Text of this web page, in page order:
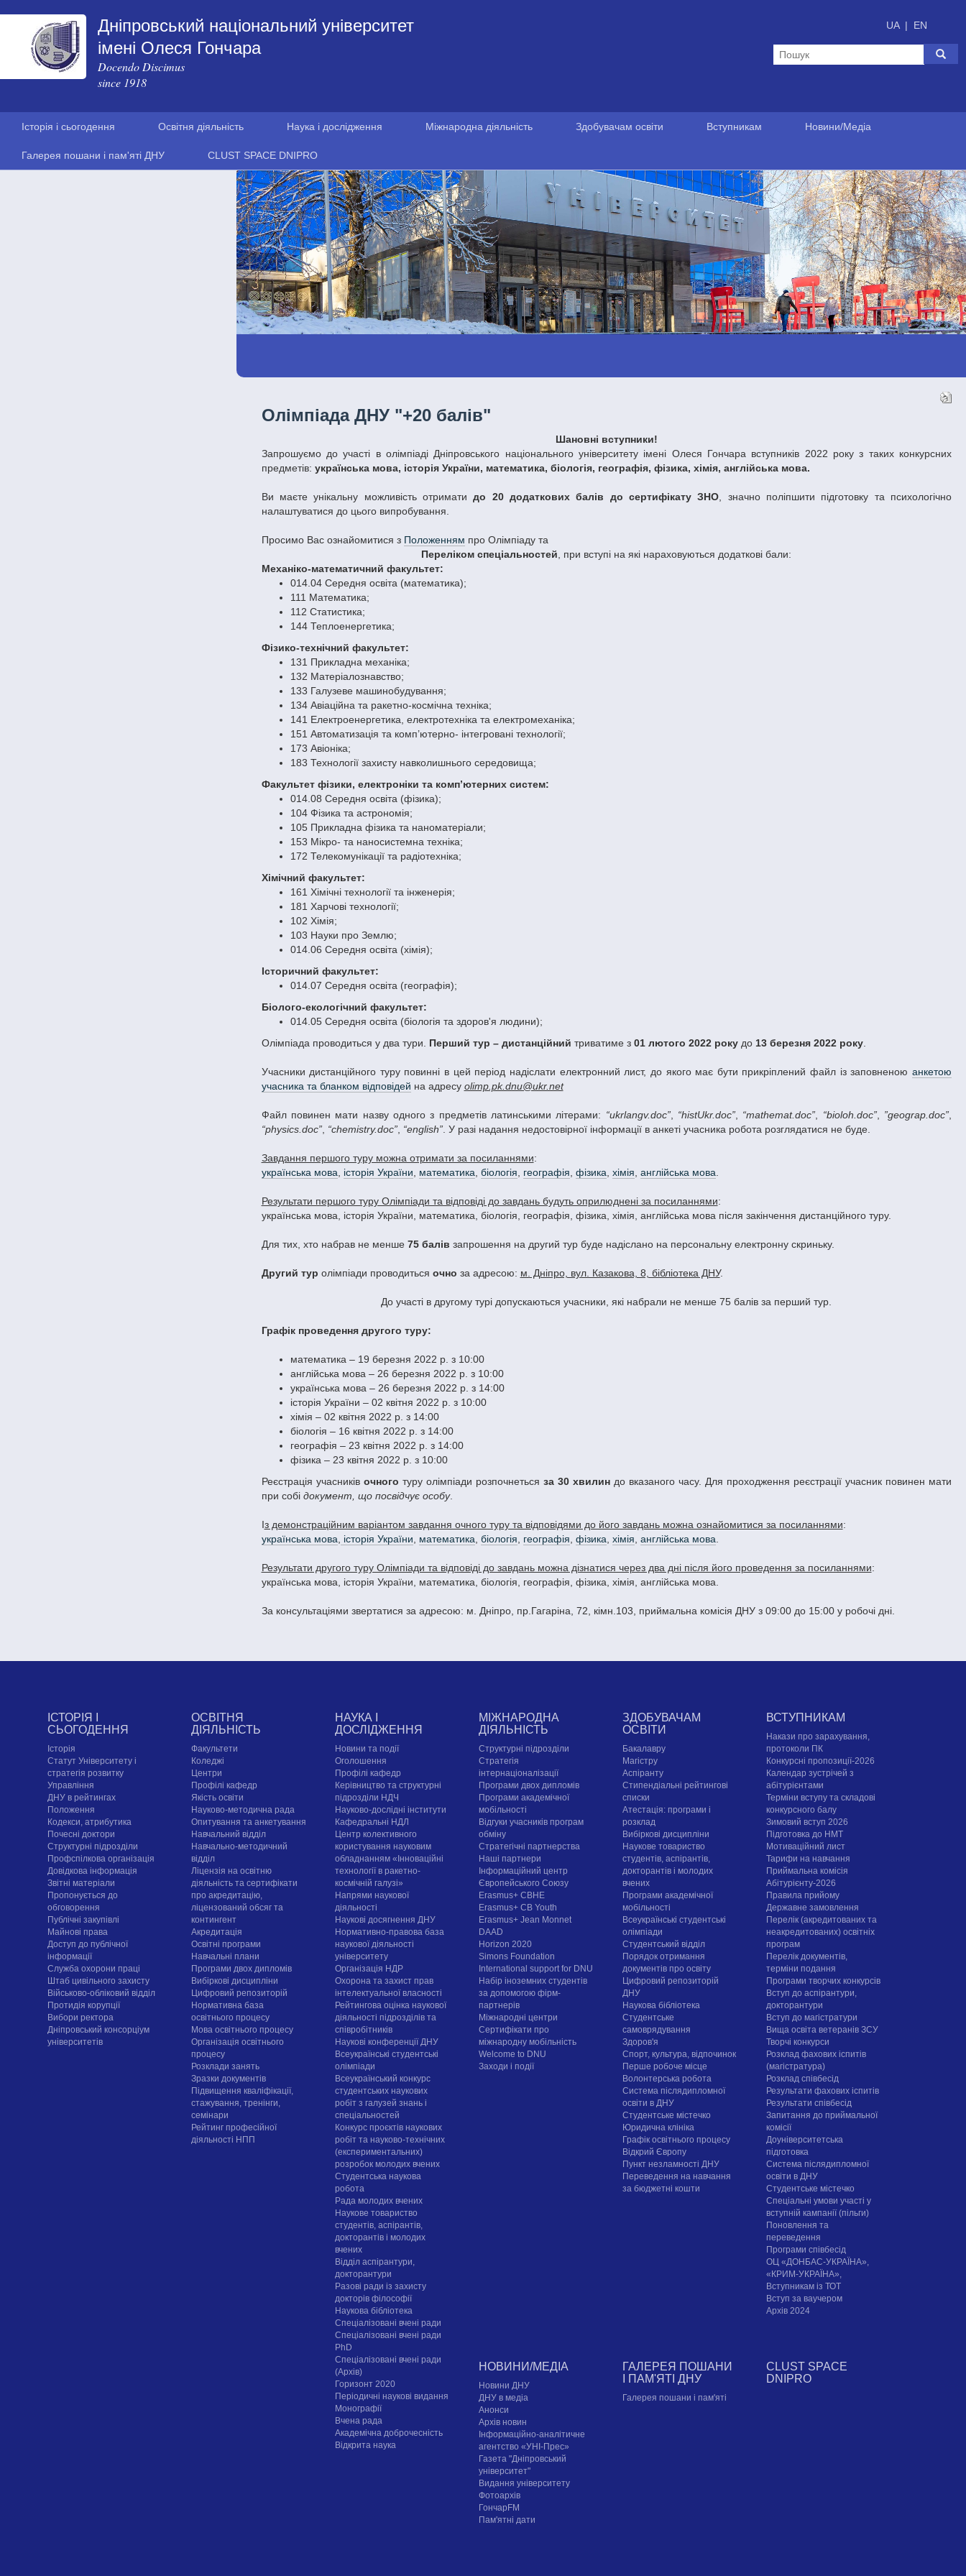
Дніпровський національний університет
імені Олеся Гончара
Docendo Discimus
since 1918
UA | EN
Історія і сьогодення Освітня діяльність Наука і дослідження Міжнародна діяльність Здобувачам освіти Вступникам Новини/Медіа
Галерея пошани і пам'яті ДНУ CLUST SPACE DNIPRO
Олімпіада ДНУ "+20 балів"
Шановні вступники!
Запрошуємо до участі в олімпіаді Дніпровського національного університету імені Олеся Гончара вступників 2022 року з таких конкурсних
предметів: українська мова, історія України, математика, біологія, географія, фізика, хімія, англійська мова.
Ви маєте унікальну можливість отриматидо 20 додаткових балів до сертифікату ЗНО, значно поліпшити підготовку та психологічно
налаштуватися до цього випробування.
Просимо Вас ознайомитися з Положенням про Олімпіаду та
Переліком спеціальностей, при вступі на які нараховуються додаткові бали:
Механіко-математичний факультет:
014.04 Середня освіта (математика);
111 Математика;
112 Статистика;
144 Теплоенергетика;
Фізико-технічний факультет:
131 Прикладна механіка;
132 Матеріалознавство;
133 Галузеве машинобудування;
134 Авіаційна та ракетно-космічна техніка;
141 Електроенергетика, електротехніка та електромеханіка;
151 Автоматизація та комп’ютерно- інтегровані технології;
173 Авіоніка;
183 Технології захисту навколишнього середовища;
Факультет фізики, електроніки та комп’ютерних систем:
014.08 Середня освіта (фізика);
104 Фізика та астрономія;
105 Прикладна фізика та наноматеріали;
153 Мікро- та наносистемна техніка;
172 Телекомунікації та радіотехніка;
Хімічний факультет:
161 Хімічні технології та інженерія;
181 Харчові технології;
102 Хімія;
103 Науки про Землю;
014.06 Середня освіта (хімія);
Історичний факультет:
014.07 Середня освіта (географія);
Біолого-екологічний факультет:
014.05 Середня освіта (біологія та здоров'я людини);
Олімпіада проводиться у два тури. Перший тур – дистанційний триватиме з 01 лютого 2022 рокудо 13 березня 2022 року.
Учасники дистанційного туру повинні в цей період надіслати електронний лист, до якого має бути прикріплений файл із заповненою анкетою
учасника та бланком відповідей на адресу olimp.pk.dnu@ukr.net
Файл повинен мати назву одного з предметів латинськими літерами: “ukrlangv.doc”, “histUkr.doc”, “mathemat.doc”, “bioloh.doc”, ”geograp.doc”,
“physics.doc”, “chemistry.doc”, “english”. У разі надання недостовірної інформації в анкеті учасника робота розглядатися не буде.
Завдання першого туру можна отримати за посиланнями:
українська мова, історія України, математика, біологія, географія, фізика, хімія, англійська мова.
Результати першого туру Олімпіади та відповіді до завдань будуть оприлюднені за посиланнями:
українська мова, історія України, математика, біологія, географія, фізика, хімія, англійська мова після закінчення дистанційного туру.
Для тих, хто набрав не менше 75 балів запрошення на другий тур буде надіслано на персональну електронну скриньку.
Другий тур олімпіади проводиться очно за адресою: м. Дніпро, вул. Казакова, 8, бібліотека ДНУ.
До участі в другому турі допускаються учасники, які набрали не менше 75 балів за перший тур.
Графік проведення другого туру:
математика – 19 березня 2022 р. з 10:00
англійська мова – 26 березня 2022 р. з 10:00
українська мова – 26 березня 2022 р. з 14:00
історія України – 02 квітня 2022 р. з 10:00
хімія – 02 квітня 2022 р. з 14:00
біологія – 16 квітня 2022 р. з 14:00
географія – 23 квітня 2022 р. з 14:00
фізика – 23 квітня 2022 р. з 10:00
Реєстрація учасників очного туру олімпіади розпочнеться за 30 хвилин до вказаного часу. Для проходження реєстрації учасник повинен мати
при собі документ, що посвідчує особу.
Із демонстраційним варіантом завдання очного туру та відповідями до його завдань можна ознайомитися за посиланнями:
українська мова, історія України, математика, біологія, географія, фізика, хімія, англійська мова.
Результати другого туру Олімпіади та відповіді до завдань можна дізнатися через два дні після його проведення за посиланнями:
українська мова, історія України, математика, біологія, географія, фізика, хімія, англійська мова.
За консультаціями звертатися за адресою: м. Дніпро, пр.Гагаріна, 72, кімн.103, приймальна комісія ДНУ з 09:00 до 15:00 у робочі дні.
ІСТОРІЯ І
СЬОГОДЕННЯ
Історія
Статут Університету і
стратегія розвитку
Управління
ДНУ в рейтингах
Положення
Кодекси, атрибутика
Почесні доктори
Структурні підрозділи
Профспілкова організація
Довідкова інформація
Звітні матеріали
Пропонується до
обговорення
Публічні закупівлі
Майнові права
Доступ до публічної
інформації
Служба охорони праці
Штаб цивільного захисту
Військово-обліковий відділ
Протидія корупції
Вибори ректора
Дніпровський консорціум
університетів
ОСВІТНЯ
ДІЯЛЬНІСТЬ
Факультети
Коледжі
Центри
Профілі кафедр
Якість освіти
Науково-методична рада
Опитування та анкетування
Навчальний відділ
Навчально-методичний
відділ
Ліцензія на освітню
діяльність та сертифікати
про акредитацію,
ліцензований обсяг та
контингент
Акредитація
Освітні програми
Навчальні плани
Програми двох дипломів
Вибіркові дисципліни
Цифровий репозиторій
Нормативна база
освітнього процесу
Мова освітнього процесу
Організація освітнього
процесу
Розклади занять
Зразки документів
Підвищення кваліфікації,
стажування, тренінги,
семінари
Рейтинг професійної
діяльності НПП
НАУКА І
ДОСЛІДЖЕННЯ
Новини та події
Оголошення
Профілі кафедр
Керівництво та структурні
підрозділи НДЧ
Науково-дослідні інститути
Кафедральні НДЛ
Центр колективного
користування науковим
обладнанням «Інноваційні
технології в ракетно-
космічній галузі»
Напрями наукової
діяльності
Наукові досягнення ДНУ
Нормативно-правова база
наукової діяльності
університету
Організація НДР
Охорона та захист прав
інтелектуальної власності
Рейтингова оцінка наукової
діяльності підрозділів та
співробітників
Наукові конференції ДНУ
Всеукраїнські студентські
олімпіади
Всеукраїнський конкурс
студентських наукових
робіт з галузей знань і
спеціальностей
Конкурс проєктів наукових
робіт та науково-технічних
(експериментальних)
розробок молодих вчених
Студентська наукова
робота
Рада молодих вчених
Наукове товариство
студентів, аспірантів,
докторантів і молодих
вчених
Відділ аспірантури,
докторантури
Разові ради із захисту
докторів філософії
Наукова бібліотека
Спеціалізовані вчені ради
Спеціалізовані вчені ради
PhD
Спеціалізовані вчені ради
(Архів)
Горизонт 2020
Періодичні наукові видання
Монографії
Вчена рада
Академічна доброчесність
Відкрита наука
МІЖНАРОДНА
ДІЯЛЬНІСТЬ
Структурні підрозділи
Стратегія
інтернаціоналізації
Програми двох дипломів
Програми академічної
мобільності
Відгуки учасників програм
обміну
Стратегічні партнерства
Наші партнери
Інформаційний центр
Європейського Союзу
Erasmus+ CBHE
Erasmus+ CB Youth
Erasmus+ Jean Monnet
DAAD
Horizon 2020
Simons Foundation
International support for DNU
Набір іноземних студентів
за допомогою фірм-
партнерів
Міжнародні центри
Сертифікати про
міжнародну мобільність
Welcome to DNU
Заходи і події
ЗДОБУВАЧАМ
ОСВІТИ
Бакалавру
Магістру
Аспіранту
Стипендіальні рейтингові
списки
Атестація: програми і
розклад
Вибіркові дисципліни
Наукове товариство
студентів, аспірантів,
докторантів і молодих
вчених
Програми академічної
мобільності
Всеукраїнські студентські
олімпіади
Студентський відділ
Порядок отримання
документів про освіту
Цифровий репозиторій
ДНУ
Наукова бібліотека
Студентське
самоврядування
Здоров'я
Спорт, культура, відпочинок
Перше робоче місце
Волонтерська робота
Система післядипломної
освіти в ДНУ
Cтудентське містечко
Юридична клініка
Графік освітнього процесу
Відкрий Європу
Пункт незламності ДНУ
Переведення на навчання
за бюджетні кошти
ВСТУПНИКАМ
Накази про зарахування,
протоколи ПК
Конкурсні пропозиції-2026
Календар зустрічей з
абітурієнтами
Терміни вступу та складові
конкурсного балу
Зимовий вступ 2026
Підготовка до НМТ
Мотиваційний лист
Тарифи на навчання
Приймальна комісія
Абітурієнту-2026
Правила прийому
Державне замовлення
Перелік (акредитованих та
неакредитованих) освітніх
програм
Перелік документів,
терміни подання
Програми творчих конкурсiв
Вступ до аспірантури,
докторантури
Вступ до магістратури
Вища освіта ветеранів ЗСУ
Творчі конкурси
Розклад фахових іспитів
(магістратура)
Розклад співбесід
Результати фахових іспитів
Результати співбесід
Запитання до приймальної
комісії
Доуніверситетська
підготовка
Система післядипломної
освіти в ДНУ
Cтудентське містечко
Спеціальні умови участі у
вступній кампанії (пільги)
Поновлення та
переведення
Програми співбесід
ОЦ «ДОНБАС-УКРАЇНА»,
«КРИМ-УКРАЇНА»,
Вступникам із ТОТ
Вступ за ваучером
Архів 2024
НОВИНИ/МЕДІА
Новини ДНУ
ДНУ в медіа
Анонси
Архів новин
Інформаційно-аналітичне
агентство «УНІ-Прес»
Газета "Дніпровський
університет"
Видання університету
Фотоархів
ГончарFM
Пам'ятні дати
ГАЛЕРЕЯ ПОШАНИ
І ПАМ'ЯТІ ДНУ
Галерея пошани і пам'яті
CLUST SPACE
DNIPRO